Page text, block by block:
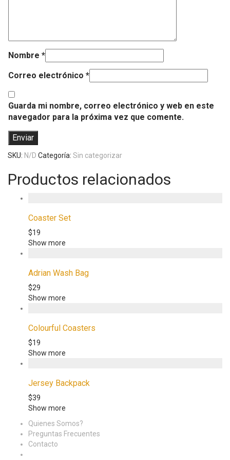
Nombre *
Correo electrónico *
Guarda mi nombre, correo electrónico y web en este
navegador para la próxima vez que comente.
SKU: N/D Categoría: Sin categorizar
Productos relacionados
Coaster Set
$19
Show more
Adrian Wash Bag
$29
Show more
Colourful Coasters
$19
Show more
Jersey Backpack
$39
Show more
Quienes Somos?
Preguntas Frecuentes
Contacto